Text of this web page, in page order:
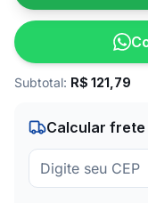
Subtotal: R$ 121,79
Calcular frete